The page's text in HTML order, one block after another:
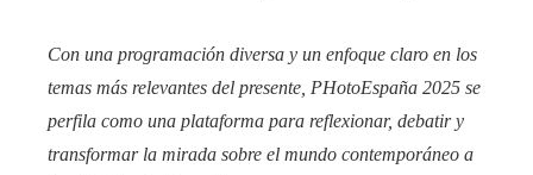
Con una programación diversa y un enfoque claro en los
temas más relevantes del presente, PHotoEspaña 2025 se
perfila como una plataforma para reflexionar, debatir y
transformar la mirada sobre el mundo contemporáneo a